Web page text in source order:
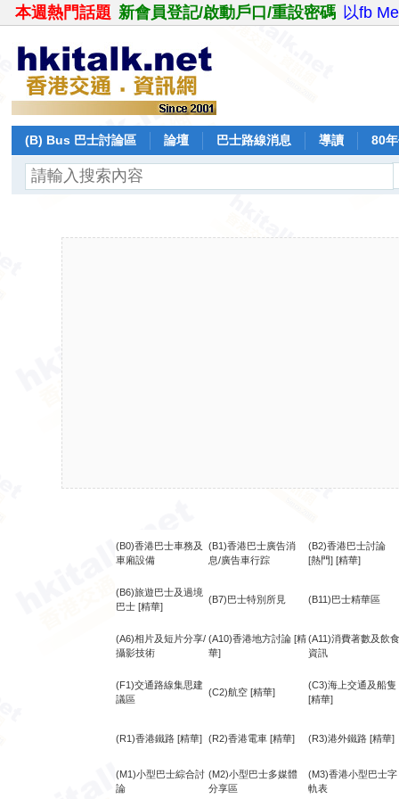
本週熱門話題 新會員登記/啟動戶口/重設密碼 以fb
(B) Bus 巴士討論區 論壇 巴士路線消息 導讀 80
(B0)香港巴士車務及
車廂設備
(B1)香港巴士廣告消
息/廣告車行踪
(B2)香港巴士討論
[熱門] [精華]
(B6)旅遊巴士及過境
巴士 [精華]
(B7)巴士特別所見 (B11)巴士精華區
(A6)相片及短片分享/
攝影技術
(A10)香港地方討論 [精
華]
(A11)消費著數及飲食
資訊
(F1)交通路線集思建
議區
(C2)航空 [精華]
(C3)海上交通及船隻
[精華]
(R1)香港鐵路 [精華] (R2)香港電車 [精華] (R3)港外鐵路 [精華]
(M1)小型巴士綜合討
論
(M2)小型巴士多媒體
分享區
(M3)香港小型巴士字
軌表